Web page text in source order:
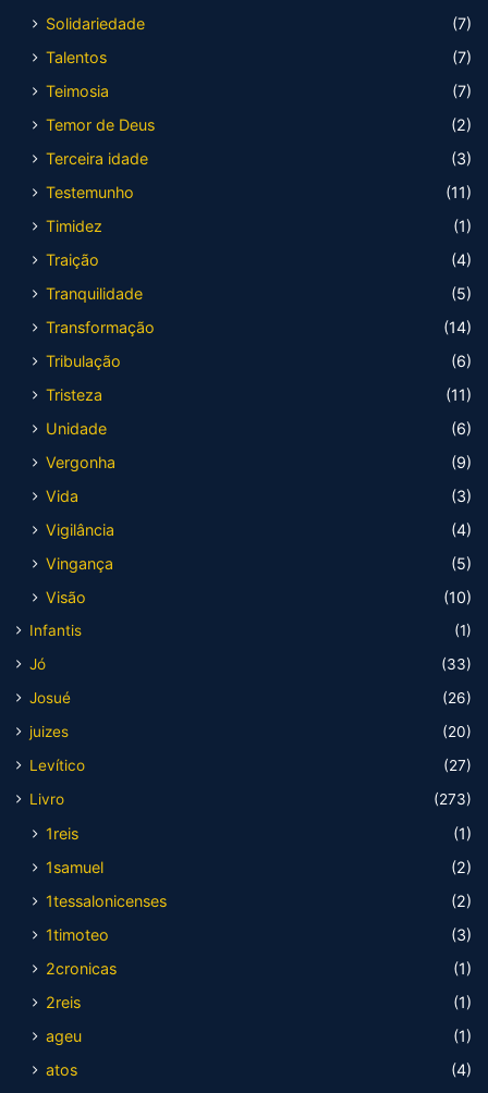
Solidariedade
(7)
Talentos
(7)
Teimosia
(7)
Temor de Deus
(2)
Terceira idade
(3)
Testemunho
(11)
Timidez
(1)
Traição
(4)
Tranquilidade
(5)
Transformação
(14)
Tribulação
(6)
Tristeza
(11)
Unidade
(6)
Vergonha
(9)
Vida
(3)
Vigilância
(4)
Vingança
(5)
Visão
(10)
Infantis
(1)
Jó
(33)
Josué
(26)
juizes
(20)
Levítico
(27)
Livro
(273)
1reis
(1)
1samuel
(2)
1tessalonicenses
(2)
1timoteo
(3)
2cronicas
(1)
2reis
(1)
ageu
(1)
atos
(4)